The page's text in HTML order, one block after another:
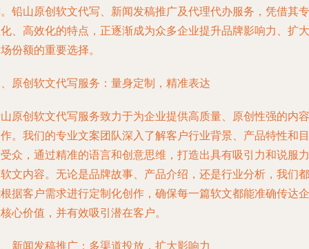
铅山原创软文代写、新闻发稿推广及代理代办服务，凭借其专
、高效化的特点，正逐渐成为众多企业提升品牌影响力、扩大
份额的重要选择。
原创软文代写服务：量身定制，精准表达
原创软文代写服务致力于为企业提供高质量、原创性强的内容
。我们的专业文案团队深入了解客户行业背景、产品特性和目
众，通过精准的语言和创意思维，打造出具有吸引力和说服力
文内容。无论是品牌故事、产品介绍，还是行业分析，我们都
据客户需求进行定制化创作，确保每一篇软文都能准确传达企
心价值，并有效吸引潜在客户。
新闻发稿推广：多渠道投放，扩大影响力